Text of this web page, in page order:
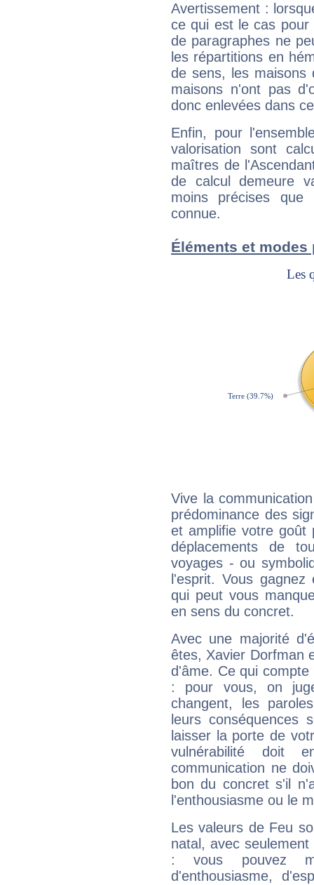
Avertissement :
ce qui est le cas pour
de paragraphes ne
les répartitions en
de sens, les maisons
maisons n'ont pas
donc enlevées dans
Enfin, pour
valorisation sont
maîtres de
de calcul demeure
moins précises que
connue.
Éléments et modes
Vive la
prédominance des
et amplifie votre goût
déplacements de
voyages - ou
l'esprit. Vous
qui peut vous
en sens du concret.
Avec une majorité
êtes, Xavier Dorfman
d'âme. Ce qui
: pour vous, on
changent, les
leurs conséquences
laisser la porte de
vulnérabilité doit
communication ne
bon du concret s'il
l'enthousiasme ou le
Les valeurs de Feu
natal, avec
: vous pouvez
d'enthousiasme,